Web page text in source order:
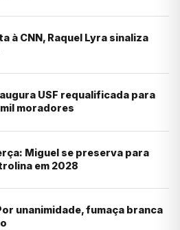
à CNN, Raquel Lyra sinaliza
USF requalificada para
moradores
Miguel se preserva para
em 2028
unanimidade, fumaça branca